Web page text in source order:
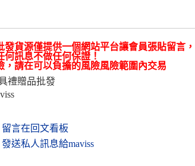
發貨源僅提供一個網站平台讓會員張貼留言，
訊息不做任何保證！
，請在可以負擔的風險風險範圍內交易
禮贈品批發
留言在回文看板
發送私人訊息給maviss